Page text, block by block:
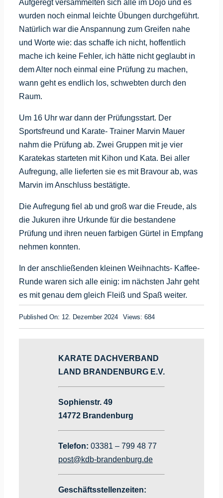
Aufgeregt versammelten sich alle im Dojo und es
wurden noch einmal leichte Übungen durchgeführt.
Natürlich war die Anspannung zum Greifen nahe
und Worte wie: das schaffe ich nicht, hoffentlich
mache ich keine Fehler, ich hätte nicht geglaubt in
dem Alter noch einmal eine Prüfung zu machen,
wann geht es endlich los, schwebten durch den
Raum.
Um 16 Uhr war dann der Prüfungsstart. Der
Sportsfreund und Karate- Trainer Marvin Mauer
nahm die Prüfung ab. Zwei Gruppen mit je vier
Karatekas starteten mit Kihon und Kata. Bei aller
Aufregung, alle lieferten sie es mit Bravour ab, was
Marvin im Anschluss bestätigte.
Die Aufregung fiel ab und groß war die Freude, als
die Jukuren ihre Urkunde für die bestandene
Prüfung und ihren neuen farbigen Gürtel in Empfang
nehmen konnten.
In der anschließenden kleinen Weihnachts- Kaffee-
Runde waren sich alle einig: im nächsten Jahr geht
es mit genau dem gleich Fleiß und Spaß weiter.
Published On: 12. Dezember 2024 Views: 684
KARATE DACHVERBAND
LAND BRANDENBURG E.V.
Sophienstr. 49
14772 Brandenburg
Telefon: 03381 – 799 48 77
post@kdb-brandenburg.de
Geschäftsstellenzeiten: